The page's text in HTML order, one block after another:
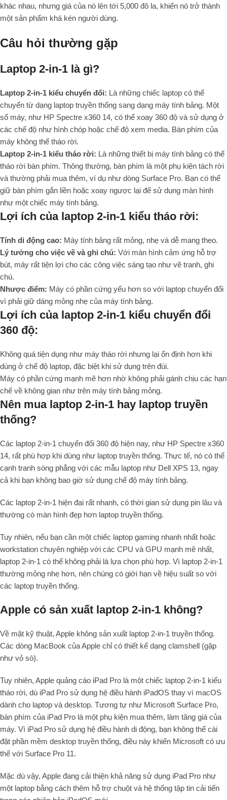
khác nhau, nhưng giá của nó lên tới 5,000 đô la, khiến nó trở thành
một sản phẩm khá kén người dùng.
Câu hỏi thường gặp
Laptop 2-in-1 là gì?
Laptop 2-in-1 kiểu chuyển đổi: Là những chiếc laptop có thể
chuyển từ dạng laptop truyền thống sang dạng máy tính bảng. Một
số máy, như HP Spectre x360 14, có thể xoay 360 độ và sử dụng ở
các chế độ như hình chóp hoặc chế độ xem media. Bàn phím của
máy không thể tháo rời.
Laptop 2-in-1 kiểu tháo rời: Là những thiết bị máy tính bảng có thể
tháo rời bàn phím. Thông thường, bàn phím là một phụ kiện tách rời
và thường phải mua thêm, ví dụ như dòng Surface Pro. Bạn có thể
giữ bàn phím gắn liền hoặc xoay ngược lại để sử dụng màn hình
như một chiếc máy tính bảng.
Lợi ích của laptop 2-in-1 kiểu tháo rời:
Tính di động cao: Máy tính bảng rất mỏng, nhẹ và dễ mang theo.
Lý tưởng cho việc vẽ và ghi chú: Với màn hình cảm ứng hỗ trợ
bút, máy rất tiện lợi cho các công việc sáng tạo như vẽ tranh, ghi
chú.
Nhược điểm: Máy có phần cứng yếu hơn so với laptop chuyển đổi
vì phải giữ dáng mỏng nhẹ của máy tính bảng.
Lợi ích của laptop 2-in-1 kiểu chuyển đổi
360 độ:
Không quá tiện dụng như máy tháo rời nhưng lại ổn định hơn khi
dùng ở chế độ laptop, đặc biệt khi sử dụng trên đùi.
Máy có phần cứng mạnh mẽ hơn nhờ không phải gánh chịu các hạn
chế về không gian như trên máy tính bảng mỏng.
Nên mua laptop 2-in-1 hay laptop truyền
thống?
Các laptop 2-in-1 chuyển đổi 360 độ hiện nay, như HP Spectre x360
14, rất phù hợp khi dùng như laptop truyền thống. Thực tế, nó có thể
cạnh tranh sòng phẳng với các mẫu laptop như Dell XPS 13, ngay
cả khi bạn không bao giờ sử dụng chế độ máy tính bảng.
Các laptop 2-in-1 hiện đại rất nhanh, có thời gian sử dụng pin lâu và
thường có màn hình đẹp hơn laptop truyền thống.
Tuy nhiên, nếu bạn cần một chiếc laptop gaming nhanh nhất hoặc
workstation chuyên nghiệp với các CPU và GPU mạnh mẽ nhất,
laptop 2-in-1 có thể không phải là lựa chọn phù hợp. Vì laptop 2-in-1
thường mỏng nhẹ hơn, nên chúng có giới hạn về hiệu suất so với
các laptop truyền thống.
Apple có sản xuất laptop 2-in-1 không?
Về mặt kỹ thuật, Apple không sản xuất laptop 2-in-1 truyền thống.
Các dòng MacBook của Apple chỉ có thiết kế dạng clamshell (gập
như vỏ sò).
Tuy nhiên, Apple quảng cáo iPad Pro là một chiếc laptop 2-in-1 kiểu
tháo rời, dù iPad Pro sử dụng hệ điều hành iPadOS thay vì macOS
dành cho laptop và desktop. Tương tự như Microsoft Surface Pro,
bàn phím của iPad Pro là một phụ kiện mua thêm, làm tăng giá của
máy. Vì iPad Pro sử dụng hệ điều hành di động, bạn không thể cài
đặt phần mềm desktop truyền thống, điều này khiến Microsoft có ưu
thế với Surface Pro 11.
Mặc dù vậy, Apple đang cải thiện khả năng sử dụng iPad Pro như
một laptop bằng cách thêm hỗ trợ chuột và hệ thống tập tin cải tiến